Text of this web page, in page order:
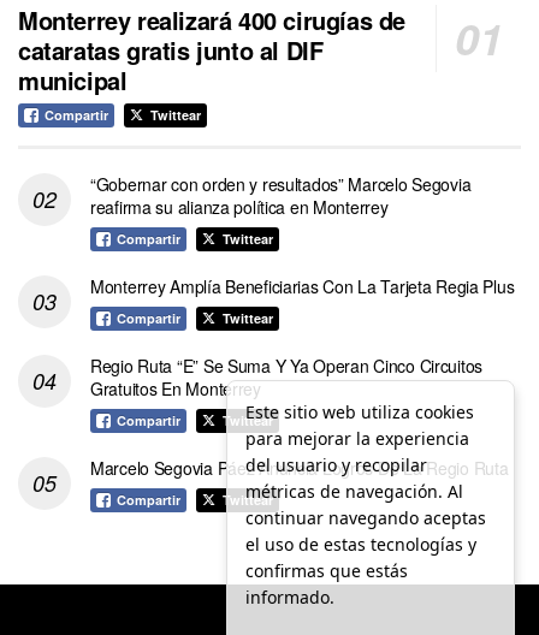
Monterrey realizará 400 cirugías de
cataratas gratis junto al DIF
municipal
Compartir Twittear
“Gobernar con orden y resultados” Marcelo Segovia
reafirma su alianza política en Monterrey
Compartir Twittear
Monterrey Amplía Beneficiarias Con La Tarjeta Regia Plus
Compartir Twittear
Regio Ruta “E” Se Suma Y Ya Operan Cinco Circuitos
Gratuitos En Monterrey
Compartir Twittear
Marcelo Segovia Páez Anuncia Logros De La Regio Ruta
Compartir Twittear
Este sitio web utiliza cookies
para mejorar la experiencia
del usuario y recopilar
métricas de navegación. Al
continuar navegando aceptas
el uso de estas tecnologías y
confirmas que estás
informado.